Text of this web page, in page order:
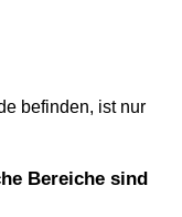
befinden, ist nur